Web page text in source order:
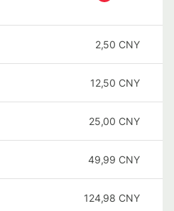
2,50 CNY
12,50 CNY
25,00 CNY
49,99 CNY
124,98 CNY